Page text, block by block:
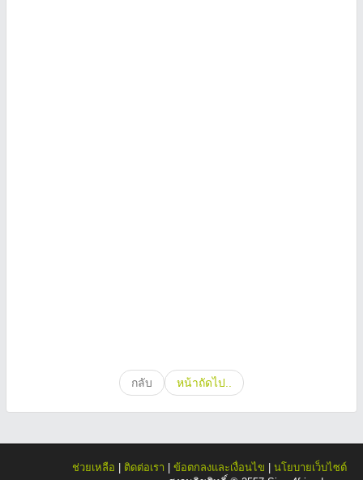
กลับ หน้าถัดไป..
ช่วยเหลือ ติดต่อเรา ข้อตกลงและเงื่อนไข
นโยบายเว็บไซต์